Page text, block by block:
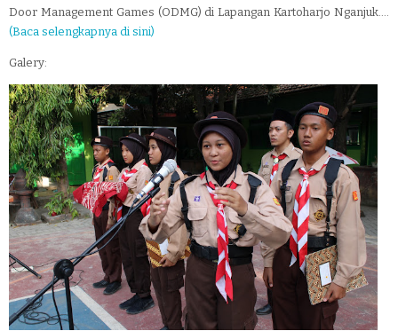
Door Management Games (ODMG) di Lapangan Kartoharjo Nganjuk....
(Baca selengkapnya di sini)
Galery: